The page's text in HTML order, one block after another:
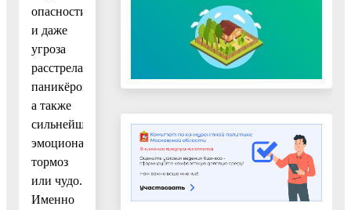
опасности
и даже
угроза
расстрела
паникёров,
а также
сильнейший
эмоциональный
тормоз
или чудо.
Именно